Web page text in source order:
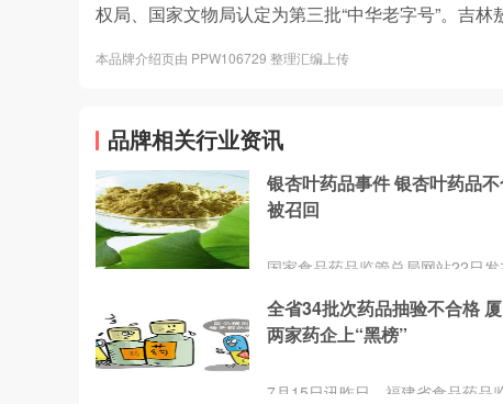
权局、国家文物局认定为第三批“中华老字号”。吉
本品牌介绍页由 PPW106729 整理汇编上传
品牌相关行业资讯
银杏叶药品事件 银杏叶药品
被召回
国家食品药品监管总局网站22日发
结果。
全省34批次药品抽验不合格
两家药企上“黑榜”
7月15日讯昨日，福建省食品药品